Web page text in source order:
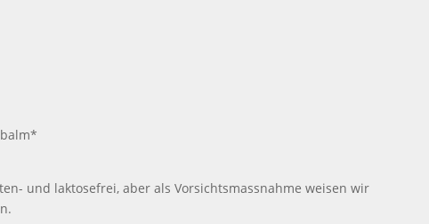
und laktosefrei, aber als Vorsichtsmassnahme weisen wir